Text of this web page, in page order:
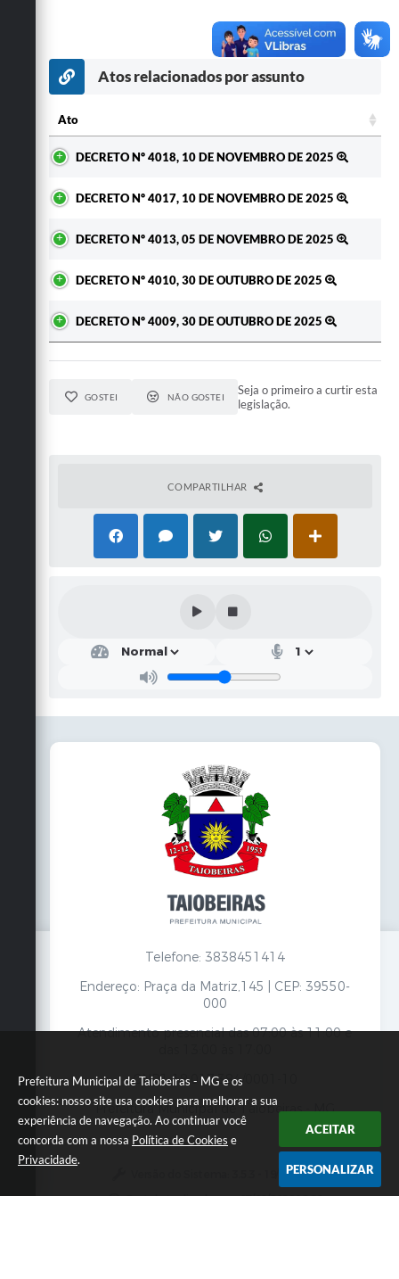
Prefeitura Municipal de Taiobeiras - MG e os
cookies: nosso site usa cookies para melhorar a sua
experiência de navegação. Ao continuar você
concorda com a nossa Política de Cookies e
Privacidade.
ACEITAR
PERSONALIZAR
SecretariasAtos relacionados por assunto
Ato
DECRETO Nº 4018, 10 DE NOVEMBRO DE 2025
DECRETO Nº 4017, 10 DE NOVEMBRO DE 2025
DECRETO Nº 4013, 05 DE NOVEMBRO DE 2025
DECRETO Nº 4010, 30 DE OUTUBRO DE 2025
DECRETO Nº 4009, 30 DE OUTUBRO DE 2025
GOSTEI NÃO GOSTEI
Seja o primeiro a curtir esta
legislação.
COMPARTILHAR
Telefone: 3838451414
Endereço: Praça da Matriz,145 | CEP: 39550-
000
Atendimento presencial das 07:00 às 11:00 e
CNPJ: 18.017.384/0001-10
Prefeitura Municipal de Taiobeiras - MG
3.5.3 - 19/06/2026
Portal atualizado em:07/08/2026 12:00